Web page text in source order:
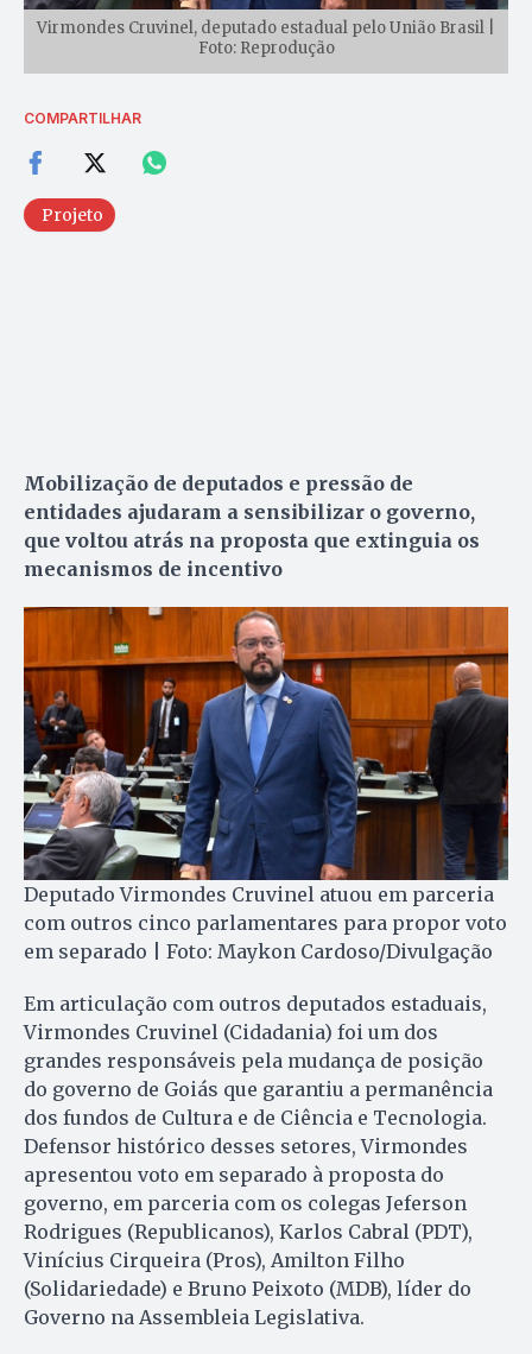
Virmondes Cruvinel, deputado estadual pelo União Brasil |
Foto: Reprodução
COMPARTILHAR
Projeto
Mobilização de deputados e pressão de
entidades ajudaram a sensibilizar o governo,
que voltou atrás na proposta que extinguia os
mecanismos de incentivo
Deputado Virmondes Cruvinel atuou em parceria
com outros cinco parlamentares para propor voto
em separado | Foto: Maykon Cardoso/Divulgação
Em articulação com outros deputados estaduais,
Virmondes Cruvinel (Cidadania) foi um dos
grandes responsáveis pela mudança de posição
do governo de Goiás que garantiu a permanência
dos fundos de Cultura e de Ciência e Tecnologia.
Defensor histórico desses setores, Virmondes
apresentou voto em separado à proposta do
governo, em parceria com os colegas Jeferson
Rodrigues (Republicanos), Karlos Cabral (PDT),
Vinícius Cirqueira (Pros), Amilton Filho
(Solidariedade) e Bruno Peixoto (MDB), líder do
Governo na Assembleia Legislativa.